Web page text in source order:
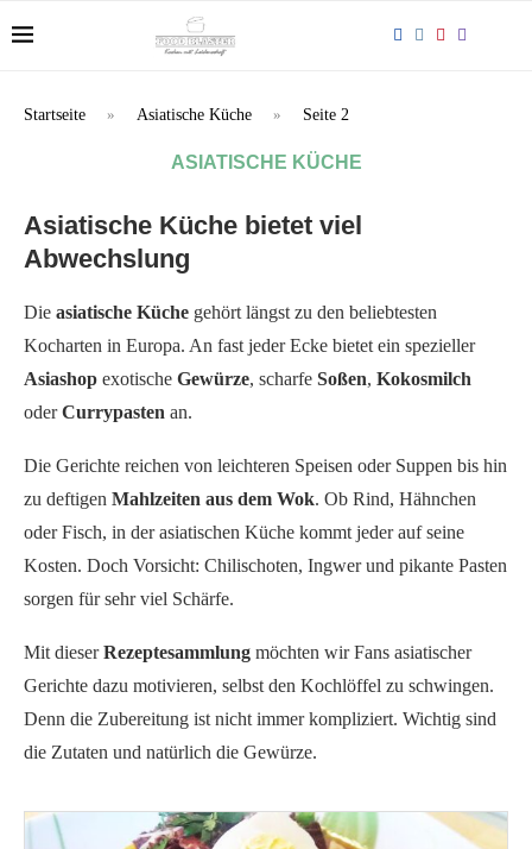
Startseite » Asiatische Küche » Seite 2
ASIATISCHE KÜCHE
Asiatische Küche bietet viel
Abwechslung
Die asiatische Küche gehört längst zu den beliebtesten
Kocharten in Europa. An fast jeder Ecke bietet ein spezieller
Asiashop exotische Gewürze, scharfe Soßen, Kokosmilch
oderCurrypasten an.
Die Gerichte reichen von leichteren Speisen oder Suppen bis hin
zu deftigen Mahlzeiten aus dem Wok. Ob Rind, Hähnchen
oder Fisch, in der asiatischen Küche kommt jeder auf seine
Kosten. Doch Vorsicht: Chilischoten, Ingwer und pikante Pasten
sorgen für sehr viel Schärfe.
Mit dieserRezeptesammlung möchten wir Fans asiatischer
Gerichte dazu motivieren, selbst den Kochlöffel zu schwingen.
Denn die Zubereitung ist nicht immer kompliziert. Wichtig sind
die Zutaten und natürlich die Gewürze.